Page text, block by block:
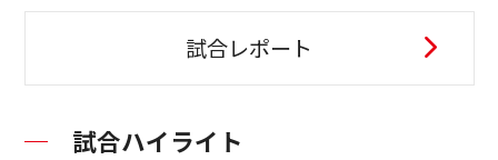
試合レポート
試合ハイライト